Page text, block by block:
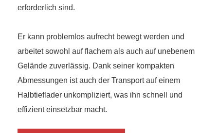
erforderlich sind.
Er kann problemlos aufrecht bewegt werden und
arbeitet sowohl auf flachem als auch auf unebenem
Gelände zuverlässig. Dank seiner kompakten
Abmessungen ist auch der Transport auf einem
Halbtieflader unkompliziert, was ihn schnell und
effizient einsetzbar macht.